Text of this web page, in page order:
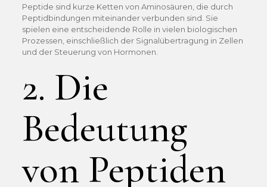
Peptide sind kurze Ketten von Aminosäuren, die durch
Peptidbindungen miteinander verbunden sind. Sie
spielen eine entscheidende Rolle in vielen biologischen
Prozessen, einschließlich der Signalübertragung in Zellen
und der Steuerung von Hormonen.
2. Die
Bedeutung
von Peptiden